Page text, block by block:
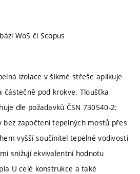
WoS či Scopus
izolace v šikmé střeše aplikuje
částečně pod krokve. Tloušťka
dle požadavků ČSN 730540-2:
započtení tepelných mostů přes
vyšší součinitel tepelné vodivosti
snižují ekvivalentní hodnotu
U celé konstrukce a také